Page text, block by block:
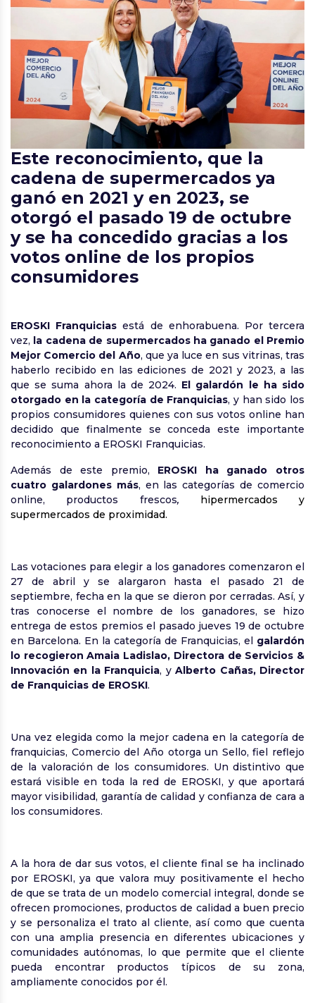
Este reconocimiento, que la
cadena de supermercados ya
ganó en 2021 y en 2023, se
otorgó el pasado 19 de octubre
y se ha concedido gracias a los
votos online de los propios
consumidores
EROSKI Franquicias está de enhorabuena. Por tercera
vez, la cadena de supermercados ha ganado el Premio
Mejor Comercio del Año, que ya luce en sus vitrinas, tras
haberlo recibido en las ediciones de 2021 y 2023, a las
que se suma ahora la de 2024. El galardón le ha sido
otorgado en la categoría de Franquicias, y han sido los
propios consumidores quienes con sus votos online han
decidido que finalmente se conceda este importante
reconocimiento a EROSKI Franquicias.
Además de este premio, EROSKI ha ganado otros
cuatro galardones más, en las categorías de comercio
online, productos frescos, hipermercados y
supermercados de proximidad.
Las votaciones para elegir a los ganadores comenzaron el
27 de abril y se alargaron hasta el pasado 21 de
septiembre, fecha en la que se dieron por cerradas. Así, y
tras conocerse el nombre de los ganadores, se hizo
entrega de estos premios el pasado jueves 19 de octubre
en Barcelona. En la categoría de Franquicias, el galardón
lo recogieron Amaia Ladislao, Directora de Servicios &
Innovación en la Franquicia, yAlberto Cañas, Director
de Franquicias de EROSKI.
Una vez elegida como la mejor cadena en la categoría de
franquicias, Comercio del Año otorga un Sello, fiel reflejo
de la valoración de los consumidores. Un distintivo que
estará visible en toda la red de EROSKI, y que aportará
mayor visibilidad, garantía de calidad y confianza de cara a
los consumidores.
A la hora de dar sus votos, el cliente final se ha inclinado
por EROSKI, ya que valora muy positivamente el hecho
de que se trata de un modelo comercial integral, donde se
ofrecen promociones, productos de calidad a buen precio
y se personaliza el trato al cliente, así como que cuenta
con una amplia presencia en diferentes ubicaciones y
comunidades autónomas, lo que permite que el cliente
pueda encontrar productos típicos de su zona,
ampliamente conocidos por él.